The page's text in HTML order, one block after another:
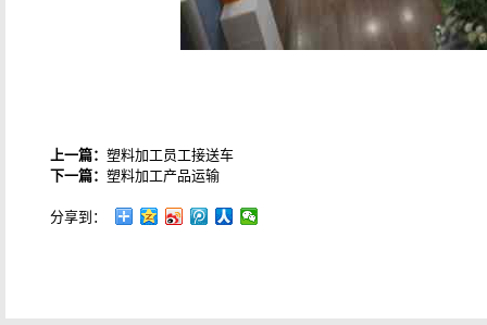
上一篇： 塑料加工员工接送车
下一篇： 塑料加工产品运输
分享到：